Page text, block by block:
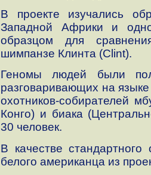
В проекте изучались
Западной Африки и
образцом для
шимпанзе Клинта (Clint).
Геномы людей были
разговаривающих на
охотников-собирателей
Конго) и биака
30 человек.
В качестве
белого американца из